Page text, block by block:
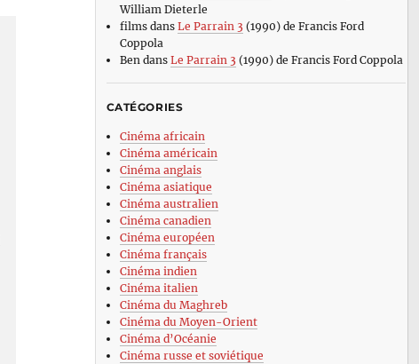
William Dieterle
filmsdans Le Parrain 3 (1990) de Francis Ford
Coppola
Ben dans Le Parrain 3 (1990) de Francis Ford Coppola
CATÉGORIES
Cinéma africain
Cinéma américain
Cinéma anglais
Cinéma asiatique
Cinéma australien
Cinéma canadien
Cinéma européen
Cinéma français
Cinéma indien
Cinéma italien
Cinéma du Maghreb
Cinéma du Moyen-Orient
Cinéma d’Océanie
Cinéma russe et soviétique